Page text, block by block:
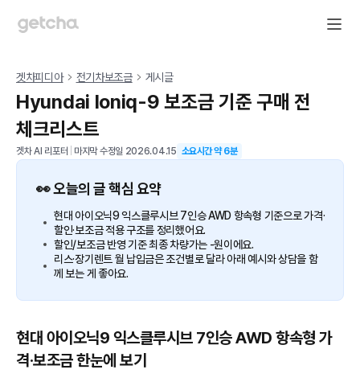
겟차피디아 전기차보조금 게시글
Hyundai Ioniq-9 보조금 기준 구매 전
체크리스트
겟차 AI 리포터 마지막 수정일 2026.04.15 소요시간 약6분
👀 오늘의 글 핵심 요약
현대 아이오닉9 익스클루시브 7인승 AWD 항속형 기준으로 가격·
할인·보조금 적용 구조를 정리했어요.
할인/보조금 반영 기준 최종 차량가는 -원이에요.
리스·장기렌트 월 납입금은 조건별로 달라 아래 예시와 상담을 함
께 보는 게 좋아요.
현대 아이오닉9 익스클루시브 7인승 AWD 항속형 가
격·보조금 한눈에 보기